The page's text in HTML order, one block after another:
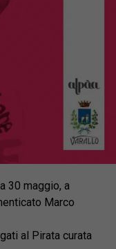
30 maggio, a
Marco
al Pirata curata